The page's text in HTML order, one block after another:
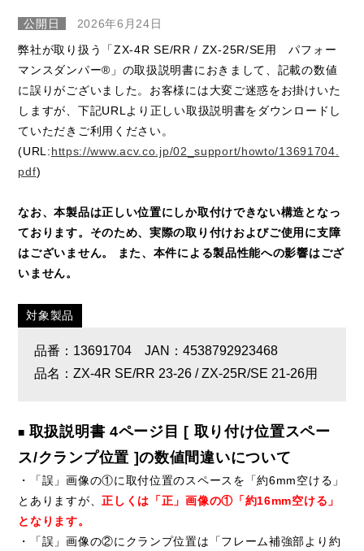
公開日
2026年6月24日
弊社が取り扱う「ZX-4R SE/RR / ZX-25R/SE用 パフォー
マンスダンパー®」の取扱説明書におきまして、記載の数値
に誤りがございました。お客様には大変ご迷惑をお掛けいた
しますが、下記URLより正しい取扱説明書をダウンロードし
ていただきご利用ください。
(URL:https://www.acv.co.jp/02_support/howto/13691704.
pdf)
なお、本製品は正しい位置にしか取付けできない構造となっ
ております。そのため、実際の取り付けおよびご使用に支障
はございません。 また、本件による製品性能への影響はござ
いません。
対象製品
品番：13691704 JAN：4538792923468
品名：ZX-4R SE/RR 23-26 / ZX-25R/SE 21-26用
■ 取扱説明書 4ページ目 [ 取り付け位置スペー
ス/クランプ位置 ]の数値間違いについて
・「誤」画像の①に取付位置のスペースを「約6mm空ける」
とありますが、正しくは「正」画像の①「約16mm空ける」
となります。
・「誤」画像の②にクランプ位置は「フレーム補強部より約